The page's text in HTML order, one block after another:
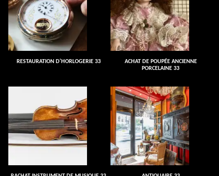
RESTAURATION D'HORLOGERIE 33
ACHAT DE POUPÉE ANCIENNE
PORCELAINE 33